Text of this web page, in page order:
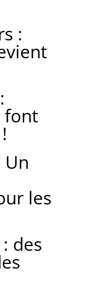
:
font
Un
les
des